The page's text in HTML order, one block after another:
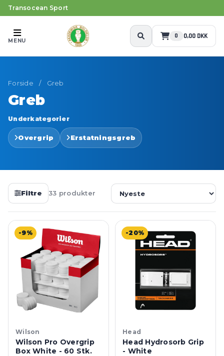
Transocean Sport
MENU
0 0,00 DKK
Forside / Greb
Greb
Underkategorier
Overgrip Erstatningsgreb
Filtre 33 produkter
-9%
Wilson
Wilson Pro Overgrip
Box White - 60 Stk.
-20%
Head
Head Hydrosorb Grip
- White